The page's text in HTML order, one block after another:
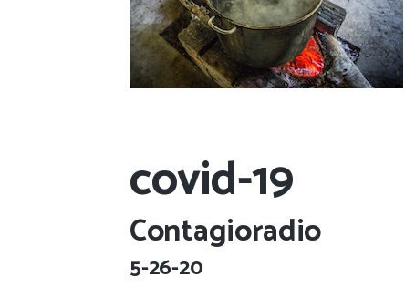
covid-19
Contagioradio
5-26-20